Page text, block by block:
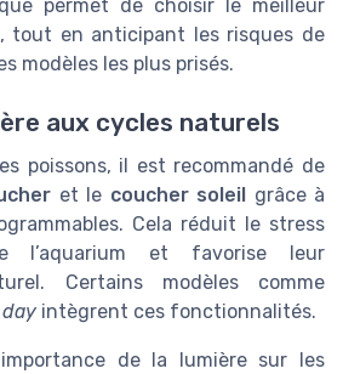
permet de choisir le meilleur
tout en anticipant les risques de
modèles les plus prisés.
aux cycles naturels
poissons, il est recommandé de
et le coucher soleil grâce à
Cela réduit le stress
l’aquarium et favorise leur
Certains modèles comme
intègrent ces fonctionnalités.
de la lumière sur les